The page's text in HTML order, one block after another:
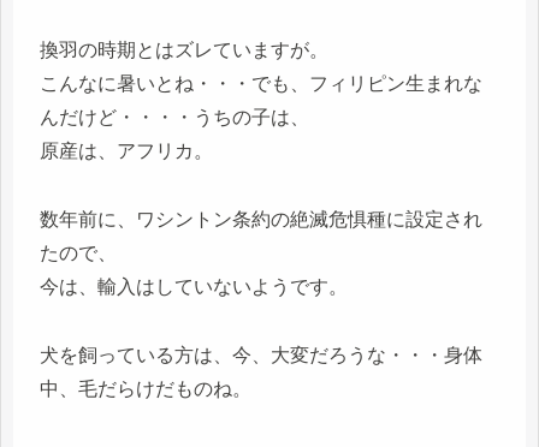
換羽の時期とはズレていますが。
こんなに暑いとね・・・でも、フィリピン生まれな
んだけど・・・・うちの子は、
原産は、アフリカ。
数年前に、ワシントン条約の絶滅危惧種に設定され
たので、
今は、輸入はしていないようです。
犬を飼っている方は、今、大変だろうな・・・身体
中、毛だらけだものね。